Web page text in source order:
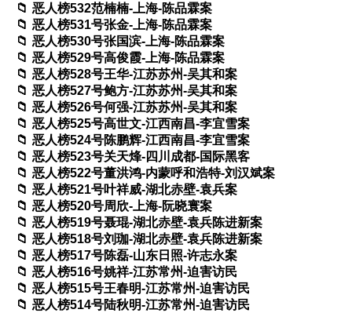
恶人榜532范楠楠-上海-陈品霖案
恶人榜531号张金-上海-陈品霖案
恶人榜530号张国滨-上海-陈品霖案
恶人榜529号高俊霞-上海-陈品霖案
恶人榜528号王华-江苏苏州-吴其和案
恶人榜527号鲍方-江苏苏州-吴其和案
恶人榜526号何强-江苏苏州-吴其和案
恶人榜525号高世文-江西南昌-李宜雪案
恶人榜524号陈鹏辉-江西南昌-李宜雪案
恶人榜523号关天烽-四川成都-国际黑客
恶人榜522号董洪鸿-内蒙呼和浩特-刘汉斌案
恶人榜521号叶祥威-湖北赤壁-袁兵案
恶人榜520号周欣-上海-阮晓寰案
恶人榜519号聂琨-湖北赤壁-袁兵陈进新案
恶人榜518号刘珈-湖北赤壁-袁兵陈进新案
恶人榜517号陈磊-山东日照-许志永案
恶人榜516号姚祥-江苏常州-迫害访民
恶人榜515号王春明-江苏常州-迫害访民
恶人榜514号陆秋明-江苏常州-迫害访民